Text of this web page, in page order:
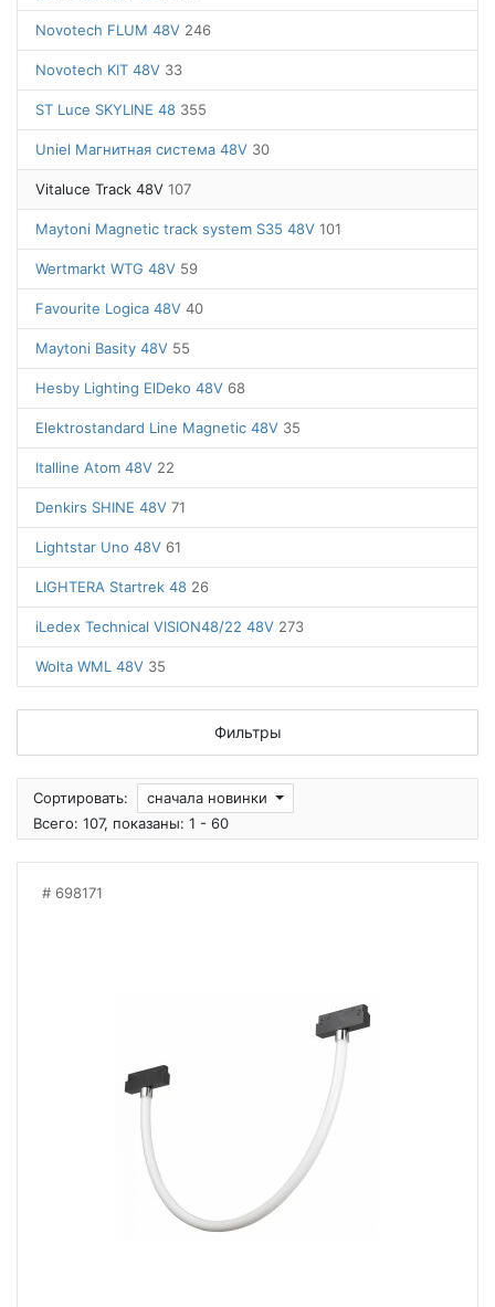
Novotech FLUM 48V 246
Novotech KIT 48V 33
ST Luce SKYLINE 48 355
Uniel Магнитная система 48V 30
Vitaluce Track 48V 107
Maytoni Magnetic track system S35 48V 101
Wertmarkt WTG 48V 59
Favourite Logica 48V 40
Maytoni Basity 48V 55
Hesby Lighting ElDeko 48V 68
Elektrostandard Line Magnetic 48V 35
Italline Atom 48V 22
Denkirs SHINE 48V 71
Lightstar Uno 48V 61
LIGHTERA Startrek 48 26
iLedex Technical VISION48/22 48V 273
Wolta WML 48V 35
Фильтры
Сортировать:
сначала новинки
Всего: 107, показаны: 1 - 60
698171